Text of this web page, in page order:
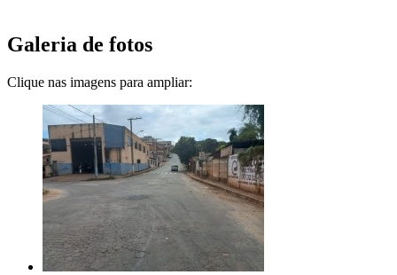
Galeria de fotos
Clique nas imagens para ampliar: